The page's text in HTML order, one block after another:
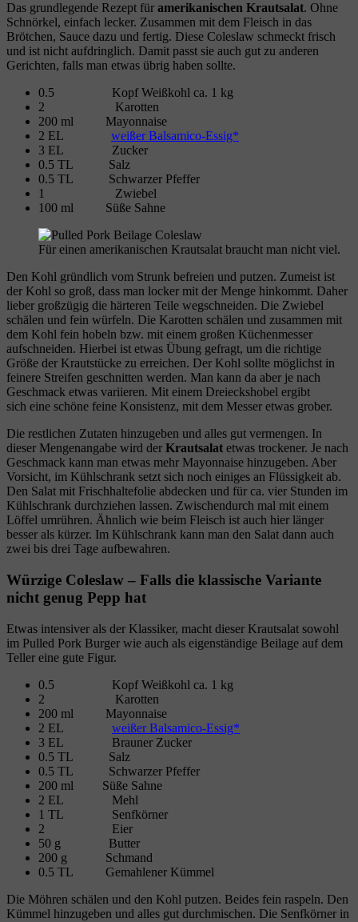
Das grundlegende Rezept für amerikanischen Krautsalat. Ohne
Schnörkel, einfach lecker. Zusammen mit dem Fleisch in das
Brötchen, Sauce dazu und fertig. Diese Coleslaw schmeckt frisch
und ist nicht aufdringlich. Damit passt sie auch gut zu anderen
Gerichten, falls man etwas übrig haben sollte.
0.5 Kopf Weißkohl ca. 1 kg
2 Karotten
200 ml Mayonnaise
2 EL weißer Balsamico-Essig*
3 EL Zucker
0.5 TL Salz
0.5 TL Schwarzer Pfeffer
1 Zwiebel
100 ml Süße Sahne
Für einen amerikanischen Krautsalat braucht man nicht viel.
Den Kohl gründlich vom Strunk befreien und putzen. Zumeist ist
der Kohl so groß, dass man locker mit der Menge hinkommt. Daher
lieber großzügig die härteren Teile wegschneiden. Die Zwiebel
schälen und fein würfeln. Die Karotten schälen und zusammen mit
dem Kohl fein hobeln bzw. mit einem großen Küchenmesser
aufschneiden. Hierbei ist etwas Übung gefragt, um die richtige
Größe der Krautstücke zu erreichen. Der Kohl sollte möglichst in
feinere Streifen geschnitten werden. Man kann da aber je nach
Geschmack etwas variieren. Mit einem Dreieckshobel ergibt
sich eine schöne feine Konsistenz, mit dem Messer etwas grober.
Die restlichen Zutaten hinzugeben und alles gut vermengen. In
dieser Mengenangabe wird der Krautsalat etwas trockener. Je nach
Geschmack kann man etwas mehr Mayonnaise hinzugeben. Aber
Vorsicht, im Kühlschrank setzt sich noch einiges an Flüssigkeit ab.
Den Salat mit Frischhaltefolie abdecken und für ca. vier Stunden im
Kühlschrank durchziehen lassen. Zwischendurch mal mit einem
Löffel umrühren. Ähnlich wie beim Fleisch ist auch hier länger
besser als kürzer. Im Kühlschrank kann man den Salat dann auch
zwei bis drei Tage aufbewahren.
Würzige Coleslaw – Falls die klassische Variante
nicht genug Pepp hat
Etwas intensiver als der Klassiker, macht dieser Krautsalat sowohl
im Pulled Pork Burger wie auch als eigenständige Beilage auf dem
Teller eine gute Figur.
0.5 Kopf Weißkohl ca. 1 kg
2 Karotten
200 ml Mayonnaise
2 EL weißer Balsamico-Essig*
3 EL Brauner Zucker
0.5 TL Salz
0.5 TL Schwarzer Pfeffer
200 ml Süße Sahne
2 EL Mehl
1 TL Senfkörner
2 Eier
50 g Butter
200 g Schmand
0.5 TL Gemahlener Kümmel
Die Möhren schälen und den Kohl putzen. Beides fein raspeln. Den
Kümmel hinzugeben und alles gut durchmischen. Die Senfkörner in